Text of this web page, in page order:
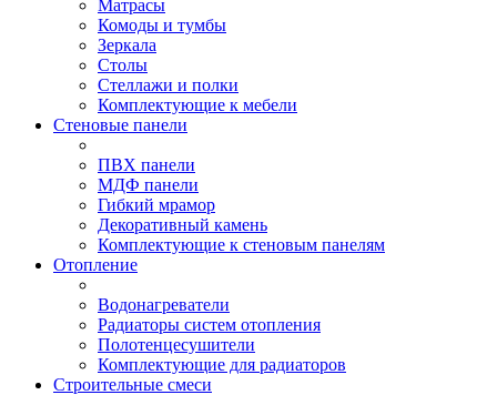
Матрасы
Комоды и тумбы
Зеркала
Столы
Стеллажи и полки
Комплектующие к мебели
Стеновые панели
ПВХ панели
МДФ панели
Гибкий мрамор
Декоративный камень
Комплектующие к стеновым панелям
Отопление
Водонагреватели
Радиаторы систем отопления
Полотенцесушители
Комплектующие для радиаторов
Строительные смеси